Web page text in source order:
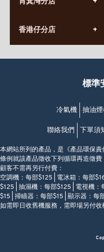
香港堅尼地城卑路乍街
(堅尼地城地鐵站B出口)
營業時間:
(10:00am-20:30pm)
香港仔分店
營業時間:
香港香港仔成都道20-28號
(黃竹坑地鐵站轉4M專線小巴)
標準
冷氣機 抽油
聯絡我們 下單須
本網站所列的產品，是《產品環保
條例就該產品徵收下列循環再造徵
顧客不需再另行付費：
空調機：每部$125 | 電冰箱：每部
$125 | 抽濕機：每部$125 | 電視機
$15 | 掃瞄器：每部$15 | 顯示器：每
如需即日收舊機服務，需即場另付收